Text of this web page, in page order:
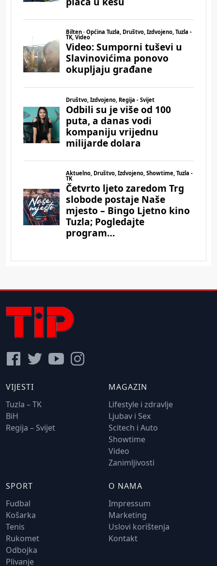
VIJESTI
Tuzla – TK
BiH
Regija – Svijet
MAGAZIN
Lifestyle i zdravlje
Ljubav i Sex
Scitech i Auto
Showtime
Video
Zanimljivosti
SPORT
Fudbal
Košarka
Tenis
Rukomet
Odbojka
Plivanje
O NAMA
Impressum
Marketing
Uslovi korištenja
Kontakt